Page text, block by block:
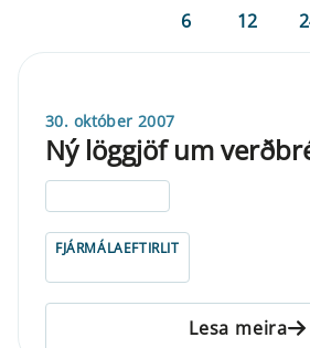
6 12
30. október 2007
Ný löggjöf um
FJÁRMÁLAEFTIRLIT
Lesa meira